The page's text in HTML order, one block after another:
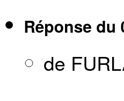
Réponse du
de